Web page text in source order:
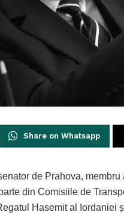
Share on Whatsapp
de Prahova,
din Comisiile de
Hasemit al Iordaniei